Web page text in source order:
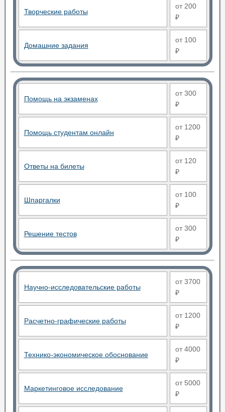
Творческие работы
от 200
₽
Домашние задания
от 100
₽
Помощь на экзаменах
от 300
₽
Помощь студентам онлайн
от 1200
₽
Ответы на билеты
от 120
₽
Шпаргалки
от 100
₽
Решение тестов
от 300
₽
Научно-исследовательские работы
от 3700
₽
Расчетно-графические работы
от 1200
₽
Технико-экономическое обоснование
от 4000
₽
Маркетинговое исследование
от 5000
₽